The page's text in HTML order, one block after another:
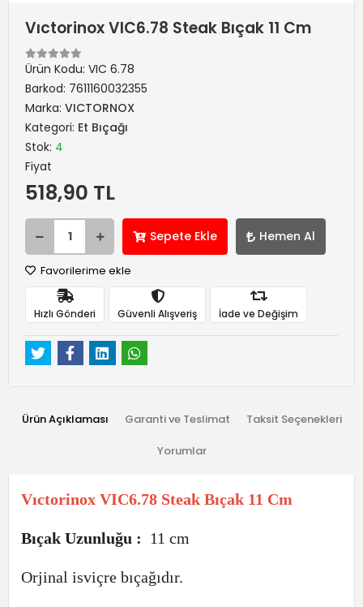
Vıctorinox VIC6.78 Steak Bıçak 11 Cm
Ürün Kodu: VIC 6.78
Barkod: 7611160032355
Marka: VICTORNOX
Kategori: Et Bıçağı
Stok: 4
Fiyat
518,90 TL
Sepete Ekle Hemen Al
Favorilerime ekle
Hızlı Gönderi Güvenli Alışveriş İade ve Değişim
Ürün Açıklaması Garanti ve Teslimat Taksit Seçenekleri
Yorumlar
Vıctorinox VIC6.78 Steak Bıçak 11 Cm
Bıçak Uzunluğu : 11 cm
Orjinal isviçre bıçağıdır.